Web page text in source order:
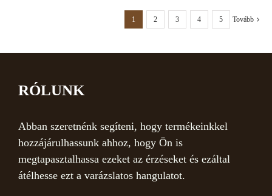
1 2 3 4 5 Tovább
RÓLUNK
Abban szeretnénk segíteni, hogy termékeinkkel
hozzájárulhassunk ahhoz, hogy Ön is
megtapasztalhassa ezeket az érzéseket és ezáltal
átélhesse ezt a varázslatos hangulatot.